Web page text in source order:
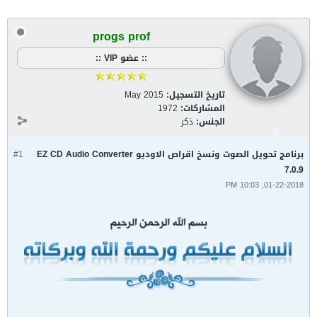
progs prof
:: عضو VIP ::
تاريخ التسجيل: May 2015
المشاركات: 1972
الجنس: ذكر
#1
برنامج تحويل الصوت ونسخ اقراص الاوديو EZ CD Audio Converter
7.0.9
01-22-2018, 10:03 PM